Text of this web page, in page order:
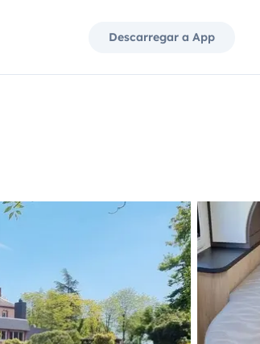
Descarregar a App